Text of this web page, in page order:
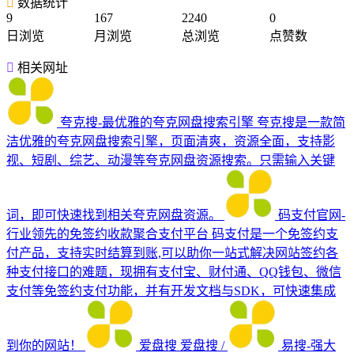
9
日浏览
167
月浏览
2240
总浏览
0
点赞数
相关网址
夸克搜-最优雅的夸克网盘搜索引擎 夸克搜是一款简
洁优雅的夸克网盘搜索引擎，页面清爽，资源全面，支持影
视、短剧、综艺、动漫等夸克网盘资源搜索。只需输入关键
词，即可快速找到相关夸克网盘资源。
码支付官网-
行业领先的免签约收款聚合支付平台 码支付是一个免签约支
付产品，支持实时结算到账,可以助你一站式解决网站签约各
种支付接口的难题，现拥有支付宝、财付通、QQ钱包、微信
支付等免签约支付功能，并有开发文档与SDK，可快速集成
到你的网站！ 爱盘搜 爱盘搜 /
易搜-强大